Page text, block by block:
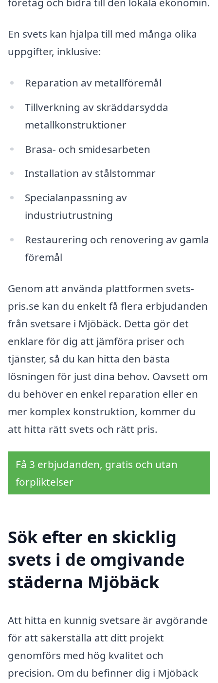
En svets kan hjälpa till med många olika
uppgifter, inklusive:
Reparation av metallföremål
Tillverkning av skräddarsydda
metallkonstruktioner
Brasa- och smidesarbeten
Installation av stålstommar
Specialanpassning av
industriutrustning
Restaurering och renovering av gamla
föremål
Genom att använda plattformen svets-
pris.se kan du enkelt få flera erbjudanden
från svetsare i Mjöbäck. Detta gör det
enklare för dig att jämföra priser och
tjänster, så du kan hitta den bästa
lösningen för just dina behov. Oavsett om
du behöver en enkel reparation eller en
mer komplex konstruktion, kommer du
att hitta rätt svets och rätt pris.
Få 3 erbjudanden, gratis och utan
förpliktelser
Sök efter en skicklig
svets i de omgivande
städerna Mjöbäck
Att hitta en kunnig svetsare är avgörande
för att säkerställa att ditt projekt
genomförs med hög kvalitet och
precision. Om du befinner dig i Mjöbäck